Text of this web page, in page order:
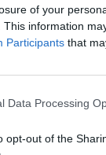
of your
This information
Participants that
Data Processing
opt-out of the
ο
της.
Γρηγόρη